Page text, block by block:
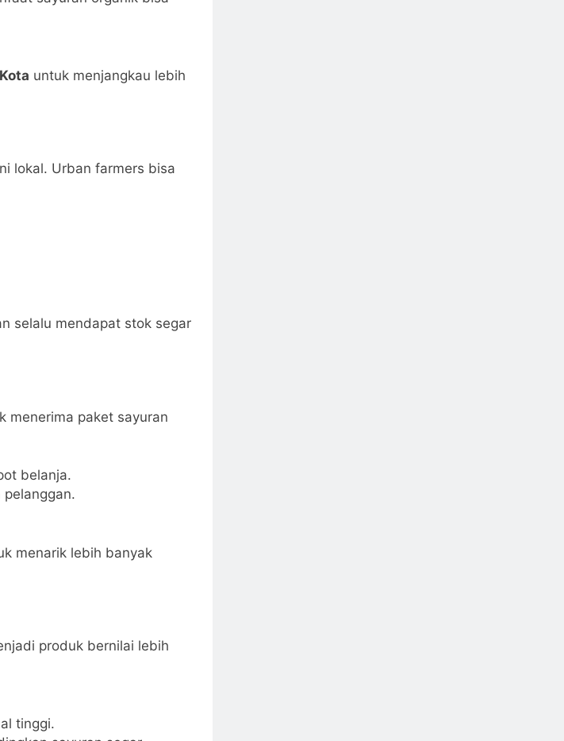
untuk menjangkau lebih
lokal. Urban farmers bisa
selalu mendapat stok segar
menerima paket sayuran
belanja.
menarik lebih banyak
produk bernilai lebih
tinggi.